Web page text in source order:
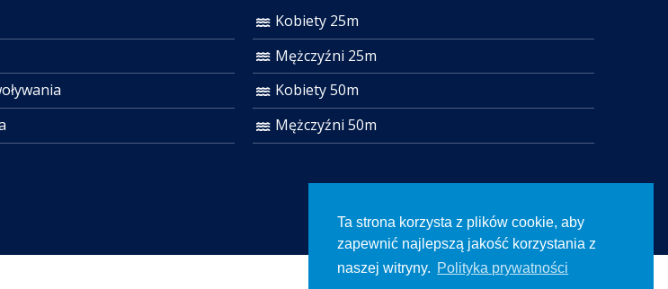
Kobiety 25m
Mężczyźni 25m
Kobiety 50m
Mężczyźni 50m
Ta strona korzysta z plików cookie, aby
zapewnić najlepszą jakość korzystania z
naszej witryny. Polityka prywatności